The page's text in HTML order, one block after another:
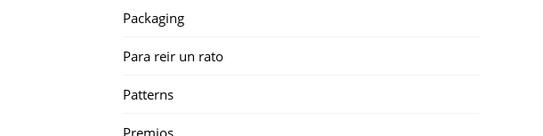
Packaging
Para reir un rato
Patterns
Premios